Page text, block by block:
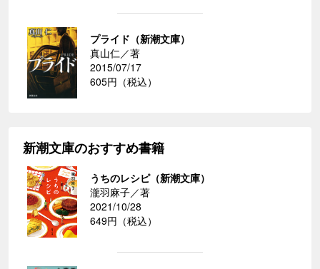
プライド（新潮文庫）
真山仁／著
2015/07/17
605円（税込）
新潮文庫のおすすめ書籍
うちのレシピ（新潮文庫）
瀧羽麻子／著
2021/10/28
649円（税込）